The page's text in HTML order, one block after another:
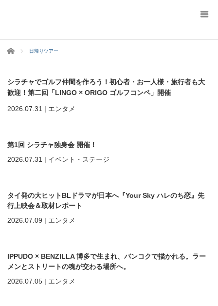
ホーム 日帰りツアー
シラチャでゴルフ仲間を作ろう！初心者・お一人様・旅行者も大
歓迎！第二回「LINGO × ORIGO ゴルフコンペ」開催
2026.07.31 | エンタメ
第1回 シラチャ独身会 開催！
2026.07.31 | イベント・ステージ
タイ発の大ヒットBLドラマが日本へ『Your Sky ハレのち恋』先
行上映会＆取材レポート
2026.07.09 | エンタメ
IPPUDO × BENZILLA 博多で生まれ、バンコクで描かれる。ラー
メンとストリートの魂が交わる場所へ。
2026.07.05 | エンタメ